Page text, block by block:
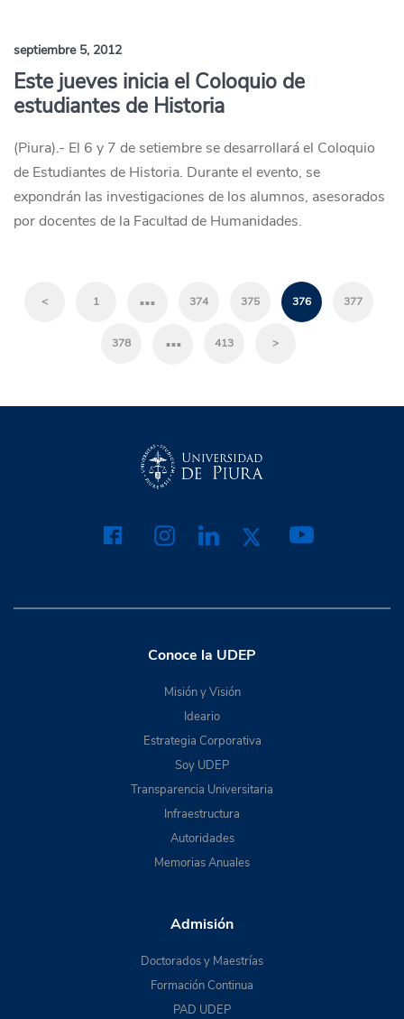
septiembre 5, 2012
Este jueves inicia el Coloquio de
estudiantes de Historia
(Piura).- El 6 y 7 de setiembre se desarrollará el Coloquio
de Estudiantes de Historia. Durante el evento, se
expondrán las investigaciones de los alumnos, asesorados
por docentes de la Facultad de Humanidades.
< 1 … 374 375 376 377
378 … 413 >
Conoce la UDEP
Misión y Visión
Ideario
Estrategia Corporativa
Soy UDEP
Transparencia Universitaria
Infraestructura
Autoridades
Memorias Anuales
Admisión
Doctorados y Maestrías
Formación Continua
PAD UDEP